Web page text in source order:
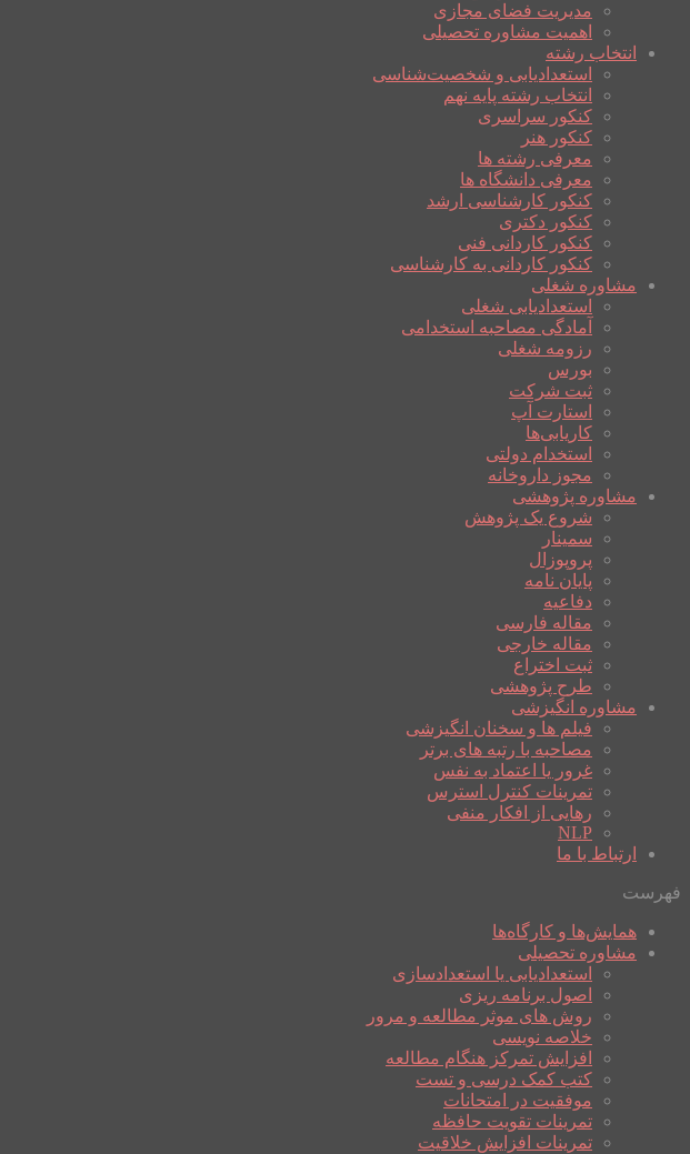
مدیریت فضای مجازی
اهمیت مشاوره تحصیلی
انتخاب رشته
استعدادیابی و شخصیت‌شناسی
انتخاب رشته پایه نهم
کنکور سراسری
کنکور هنر
معرفی رشته ها
معرفی دانشگاه ها
کنکور کارشناسی ارشد
کنکور دکتری
کنکور کاردانی فنی
کنکور کاردانی به کارشناسی
مشاوره شغلی
استعدادیابی شغلی
آمادگی مصاحبه استخدامی
رزومه شغلی
بورس
ثبت شرکت
استارت آپ
کاریابی‌ها
استخدام دولتی
مجوز داروخانه
مشاوره پژوهشی
شروع یک پژوهش
سمینار
پروپوزال
پایان نامه
دفاعیه
مقاله فارسی
مقاله خارجی
ثبت اختراع
طرح پژوهشی
مشاوره انگیزشی
فیلم ها و سخنان انگیزشی
مصاحبه با رتبه های برتر
غرور یا اعتماد به نفس
تمرینات کنترل استرس
رهایی از افکار منفی
NLP
ارتباط با ما
فهرست
همایش‌ها و کارگاه‌ها
مشاوره تحصیلی
استعدادیابی یا استعدادسازی
اصول برنامه ریزی
روش های موثر مطالعه و مرور
خلاصه نویسی
افزایش تمرکز هنگام مطالعه
کتب کمک درسی و تست
موفقیت در امتحانات
تمرینات تقویت حافظه
تمرینات افزایش خلاقیت